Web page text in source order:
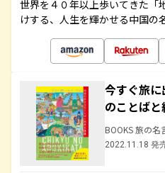
世界を４０年以上歩いてきた「
けする、人生を輝かせる中国の
今すぐ旅
のことばと
BOOKS 旅の名
2022.11.18 発